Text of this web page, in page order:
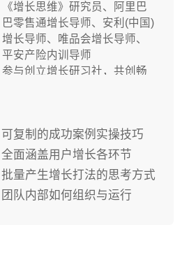
《增长思维》研究员、阿里巴
巴零售通增长导师、安利(中国)
增长导师、唯品会增长导师、
平安产险内训导师
参与创立增长研习社，共创畅
百万;小程序回赏1天吸粉40
万。
16年增长、央媒、品牌咨询行
业经验。历任人民日报、重庆
卫视等多家媒体负责人；成立
复制的成功案例实操技巧
面涵盖用户增长各环节
量产生增长打法的思考方式
队内部如何组织与运行